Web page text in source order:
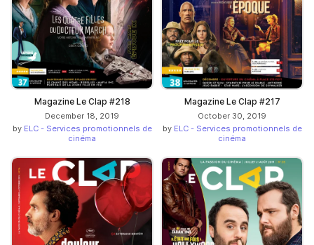
Magazine Le Clap #218
December 18, 2019
by ELC - Services promotionnels de
cinéma
Magazine Le Clap #217
October 30, 2019
by ELC - Services promotionnels de
cinéma